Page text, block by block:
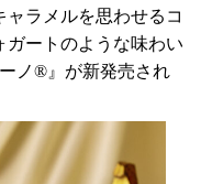
ラメルを思わせるコ
ガートのような味わい
ノ®』が新発売され